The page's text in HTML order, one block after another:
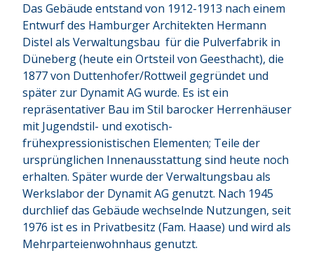
Das Gebäude entstand von 1912-1913 nach einem
Entwurf des Hamburger Architekten Hermann
Distel als Verwaltungsbau  für die Pulverfabrik in
Düneberg (heute ein Ortsteil von Geesthacht), die
1877 von Duttenhofer/Rottweil gegründet und
später zur Dynamit AG wurde. Es ist ein
repräsentativer Bau im Stil barocker Herrenhäuser
mit Jugendstil- und exotisch-
frühexpressionistischen Elementen; Teile der
ursprünglichen Innenausstattung sind heute noch
erhalten. Später wurde der Verwaltungsbau als
Werkslabor der Dynamit AG genutzt. Nach 1945
durchlief das Gebäude wechselnde Nutzungen, seit
1976 ist es in Privatbesitz (Fam. Haase) und wird als
Mehrparteienwohnhaus genutzt.